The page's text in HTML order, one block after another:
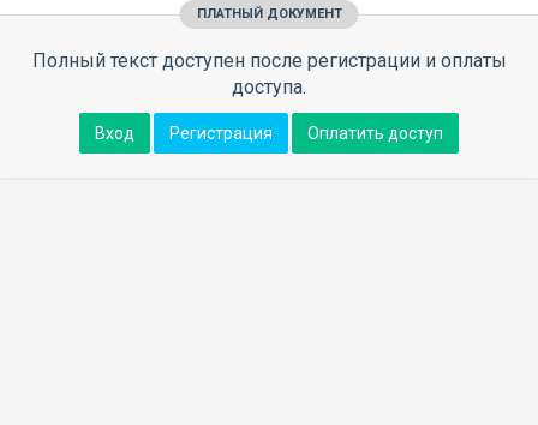
ПЛАТНЫЙ ДОКУМЕНТ
Полный текст доступен после регистрации и оплаты
доступа.
Вход Регистрация Оплатить доступ